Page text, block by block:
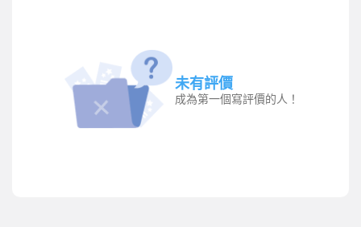
未有評價
成為第一個寫評價的人！